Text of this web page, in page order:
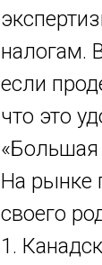
налогам.
если
что это
«Большая
На рынке
своего
1.